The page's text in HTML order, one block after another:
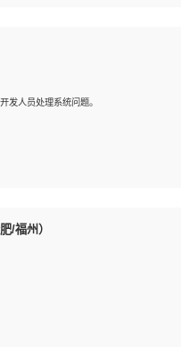
达成结果；熟练使用PPT、
较强的文档编写能力，能独立撰写
专业PPT文件进行展示。
发人员处理系统问题。
能力。
/福州）